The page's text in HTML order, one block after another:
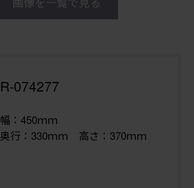
R-074277
幅：450ｍｍ
奥行：330ｍｍ 高さ：370ｍｍ